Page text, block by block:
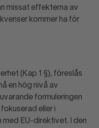
missat effekterna av
kommer ha för
(Kap 1 §), föreslås
en hög nivå av
formuleringen
eller i
EU-direktivet. I den